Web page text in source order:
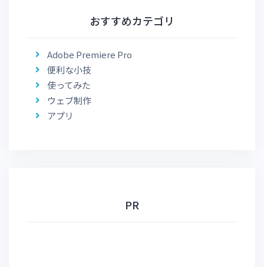
おすすめカテゴリ
Adobe Premiere Pro
便利な小技
使ってみた
ウェブ制作
アプリ
PR